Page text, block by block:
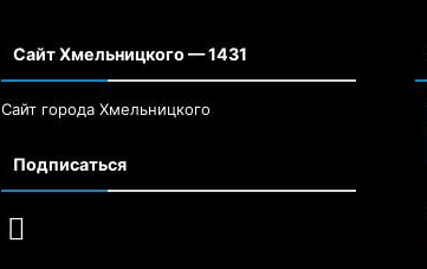
Сайт Хмельницкого — 1431
Сайт города Хмельницкого
Подписаться